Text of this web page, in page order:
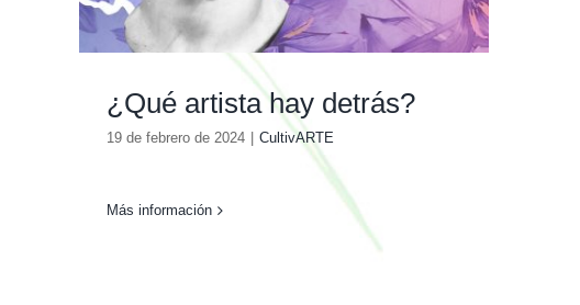
¿Qué artista hay detrás?
19 de febrero de 2024 CultivARTE
Más información